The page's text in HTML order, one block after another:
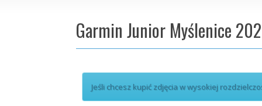
Garmin Junior Myślenice
Jeśli chcesz kupić zdjęcia w wysokiej